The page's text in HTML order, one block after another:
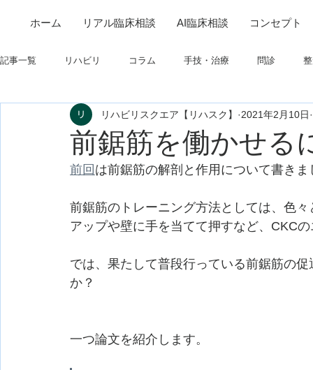
ホーム リアル臨床相談 AI臨床相談 コンセプト
記事一覧 リハビリ コラム 手技・治療 問診
制度関連 学会・研究関連 高次脳機能障害
フィジカルアセスメント 仕事について 栄養 パー
前鋸筋を働かせる
リハビリスクエア【リハスク】 2021年2月10日
前回 は前鋸筋の解剖と作用について書きま
前鋸筋のトレーニング方法としては、色
アップや壁に手を当てて押すなど、CKC
では、果たして普段行っている前鋸筋の
か？
一つ論文を紹介します。